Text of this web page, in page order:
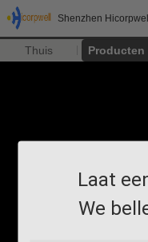
Shenzhen
Thuis Producten
Laat
We